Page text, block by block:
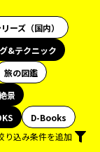
ーズ（国内）
&テクニック
旅の図鑑
景
D-Books
り込み条件を追加